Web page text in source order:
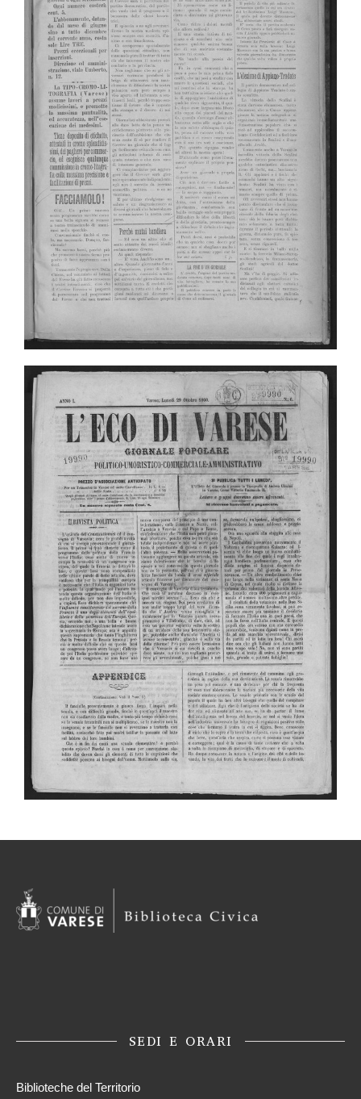
SEDI E ORARI
Biblioteche del Territorio